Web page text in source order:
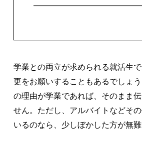
学業との両立が求められる就活生
更をお願いすることもあるでしょ
の理由が学業であれば、そのまま
せん。ただし、アルバイトなどそ
いるのなら、少しぼかした方が無難